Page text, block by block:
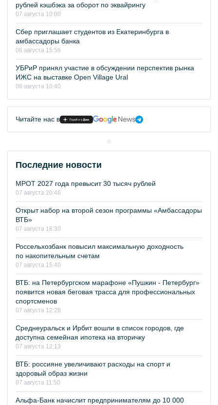
рублей кэшбэка за оборот по эквайрингу
07 августа 10:00
Сбер приглашает студентов из Екатеринбурга в
амбассадоры банка
06 августа 15:56
УБРиР принял участие в обсуждении перспектив рынка
ИЖС на выставке Open Village Ural
06 августа 10:40
Читайте нас в
Последние новости
МРОТ 2027 года превысит 30 тысяч рублей
07 августа 20:46
Открыт набор на второй сезон программы «Амбассадоры
ВТБ»
07 августа 16:30
Россельхозбанк повысил максимальную доходность
по накопительным счетам
07 августа 15:40
ВТБ: на Петербургском марафоне «Пушкин - Петербург»
появится новая беговая трасса для профессиональных
спортсменов
07 августа 12:28
Среднеуральск и Ирбит вошли в список городов, где
доступна семейная ипотека на вторичку
07 августа 12:13
ВТБ: россияне увеличивают расходы на спорт и
здоровый образ жизни
07 августа 11:50
Альфа-Банк начислит предпринимателям до 10 000